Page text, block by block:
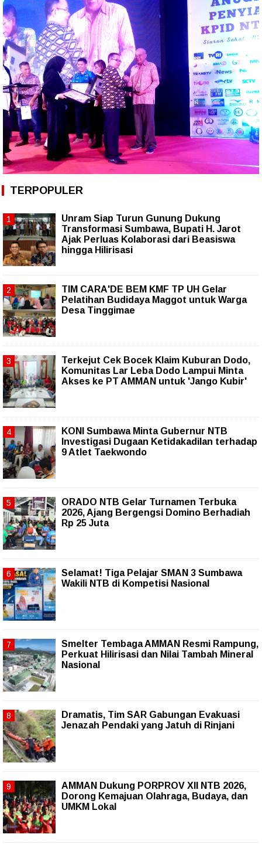
TERPOPULER
Unram Siap Turun Gunung Dukung
Transformasi Sumbawa, Bupati H. Jarot
Ajak Perluas Kolaborasi dari Beasiswa
hingga Hilirisasi
TIM CARA'DE BEM KMF TP UH Gelar
Pelatihan Budidaya Maggot untuk Warga
Desa Tinggimae
Terkejut Cek Bocek Klaim Kuburan Dodo,
Komunitas Lar Leba Dodo Lampui Minta
Akses ke PT AMMAN untuk 'Jango Kubir'
KONI Sumbawa Minta Gubernur NTB
Investigasi Dugaan Ketidakadilan terhadap
9 Atlet Taekwondo
ORADO NTB Gelar Turnamen Terbuka
2026, Ajang Bergengsi Domino Berhadiah
Rp 25 Juta
Selamat! Tiga Pelajar SMAN 3 Sumbawa
Wakili NTB di Kompetisi Nasional
Smelter Tembaga AMMAN Resmi Rampung,
Perkuat Hilirisasi dan Nilai Tambah Mineral
Nasional
Dramatis, Tim SAR Gabungan Evakuasi
Jenazah Pendaki yang Jatuh di Rinjani
AMMAN Dukung PORPROV XII NTB 2026,
Dorong Kemajuan Olahraga, Budaya, dan
UMKM Lokal